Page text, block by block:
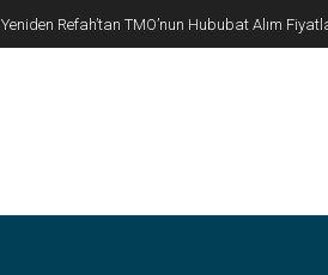
CHP’de Günaydın ve Başarır’ın grup